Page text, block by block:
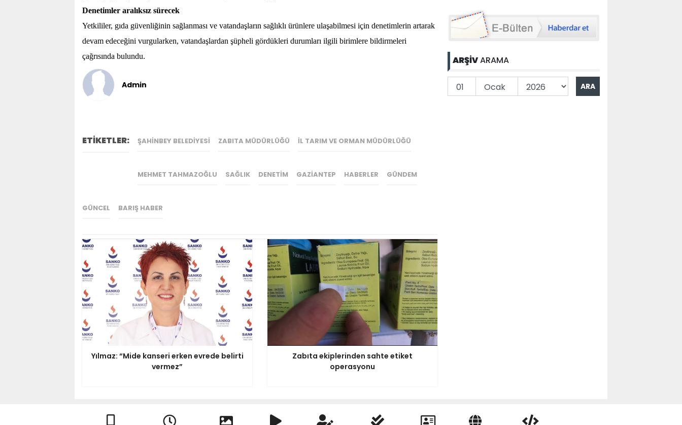
Denetimler aralıksız sürecek
Yetkililer, gıda güvenliğinin sağlanması ve vatandaşların sağlıklı ürünlere ulaşabilmesi için denetimlerin artarak
devam edeceğini vurgularken, vatandaşlardan şüpheli gördükleri durumları ilgili birimlere bildirmeleri
çağrısında bulundu.
Admin
ETİKETLER: ŞAHINBEY BELEDIYESI ZABITA MÜDÜRLÜĞÜ İL TARIM VE ORMAN MÜDÜRLÜĞÜ
MEHMET TAHMAZOĞLU SAĞLIK DENETIM GAZIANTEP HABERLER GÜNDEM
GÜNCEL BARIŞ HABER
Yılmaz: “Mide kanseri erken evrede belirti
vermez”
Zabıta ekiplerinden sahte etiket
operasyonu
ARŞİVARAMA